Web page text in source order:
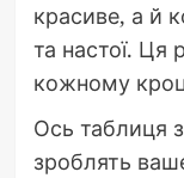
красиве, а й
та настої. Ця
кожному
Ось таблиця
зроблять